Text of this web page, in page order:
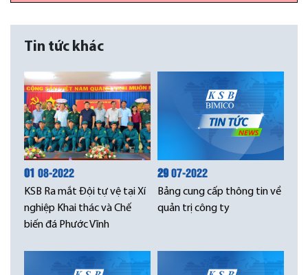
Tin tức khác
01 08-2022
KSB Ra mắt Đội tự vệ tại Xí
nghiệp Khai thác và Chế
biến đá Phước Vĩnh
2907-2022
Bảng cung cấp thông tin về
quản trị công ty